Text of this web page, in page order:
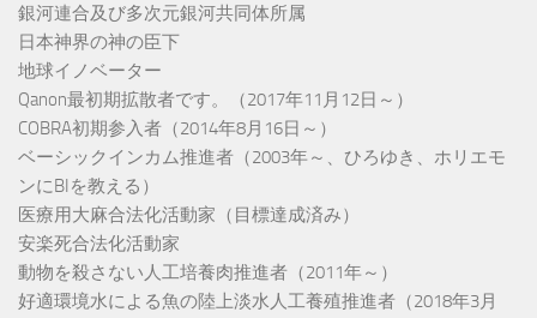
銀河連合及び多次元銀河共同体所属
日本神界の神の臣下
地球イノベーター
Qanon最初期拡散者です。（2017年11月12日～）
COBRA初期参入者（2014年8月16日～）
ベーシックインカム推進者（2003年～、ひろゆき、ホリエモ
ンにBIを教える）
医療用大麻合法化活動家（目標達成済み）
安楽死合法化活動家
動物を殺さない人工培養肉推進者（2011年～）
好適環境水による魚の陸上淡水人工養殖推進者（2018年3月